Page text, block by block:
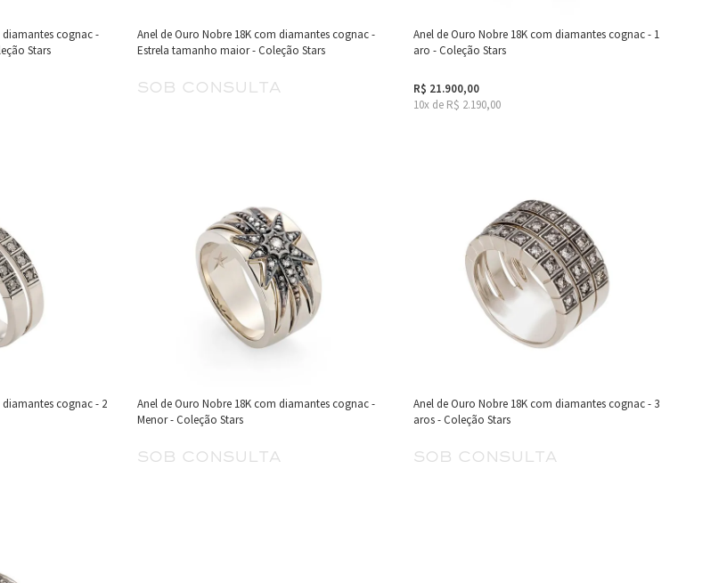
diamantes cognac -
Stars
Anel de Ouro Nobre 18K com diamantes cognac -
Estrela tamanho maior - Coleção Stars
sob consulta
Anel de Ouro Nobre 18K com diamantes cognac - 1
aro - Coleção Stars
R$ 21.900,00
10x de R$ 2.190,00
cognac - 2
Anel de Ouro Nobre 18K com diamantes cognac -
Menor - Coleção Stars
sob consulta
Anel de Ouro Nobre 18K com diamantes cognac - 3
aros - Coleção Stars
sob consulta